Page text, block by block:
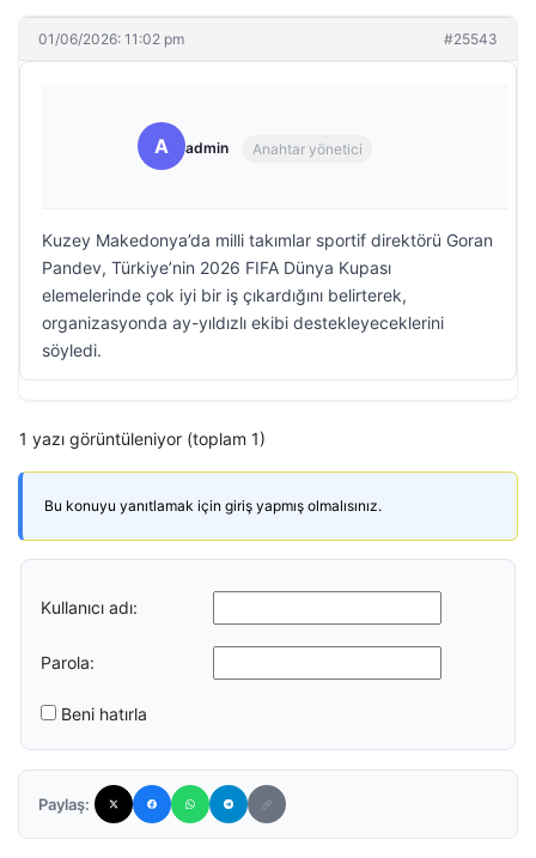
01/06/2026: 11:02 pm #25543
A admin Anahtar yönetici
Kuzey Makedonya’da milli takımlar sportif direktörü Goran
Pandev, Türkiye’nin 2026 FIFA Dünya Kupası
elemelerinde çok iyi bir iş çıkardığını belirterek,
organizasyonda ay-yıldızlı ekibi destekleyeceklerini
söyledi.
1 yazı görüntüleniyor (toplam 1)
Bu konuyu yanıtlamak için giriş yapmış olmalısınız.
Kullanıcı adı:
Parola:
Beni hatırla
Paylaş: